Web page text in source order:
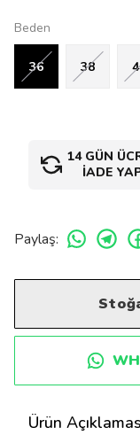
Beden
36 38
14 GÜN
İADE
Paylaş:
Ürün